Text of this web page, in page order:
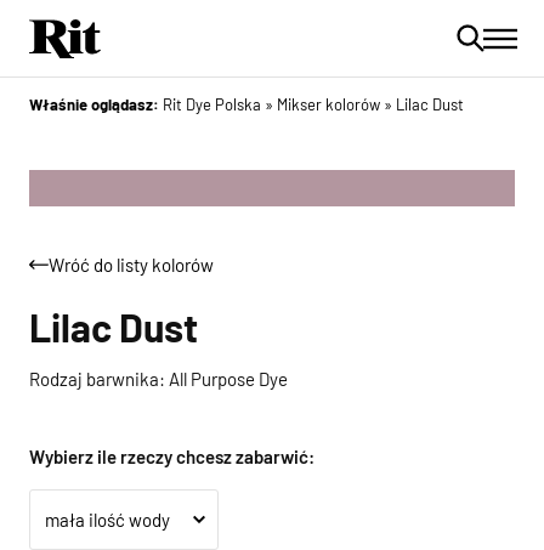
Właśnie oglądasz: Rit Dye Polska » Mikser kolorów » Lilac Dust
Wróć do listy kolorów
Lilac Dust
Rodzaj barwnika: All Purpose Dye
Wybierz ile rzeczy chcesz zabarwić: